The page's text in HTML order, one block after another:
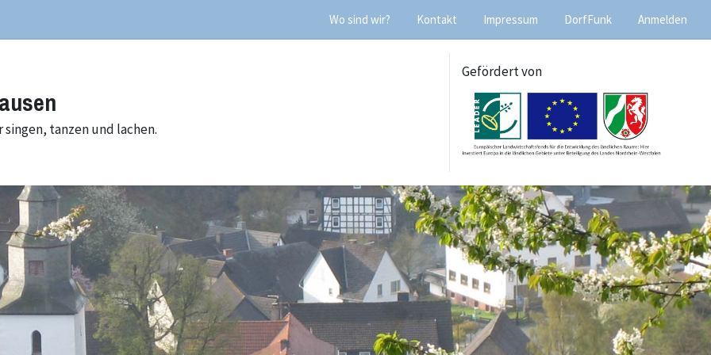
Wo sind wir? Kontakt Impressum DorfFunk Anmelden
tanzen und lachen.
Gefördert von